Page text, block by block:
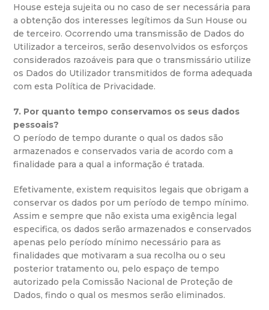
House esteja sujeita ou no caso de ser necessária para
a obtenção dos interesses legítimos da Sun House ou
de terceiro. Ocorrendo uma transmissão de Dados do
Utilizador a terceiros, serão desenvolvidos os esforços
considerados razoáveis para que o transmissário utilize
os Dados do Utilizador transmitidos de forma adequada
com esta Política de Privacidade.
7. Por quanto tempo conservamos os seus dados
pessoais?
O período de tempo durante o qual os dados são
armazenados e conservados varia de acordo com a
finalidade para a qual a informação é tratada.
Efetivamente, existem requisitos legais que obrigam a
conservar os dados por um período de tempo mínimo.
Assim e sempre que não exista uma exigência legal
especifica, os dados serão armazenados e conservados
apenas pelo período mínimo necessário para as
finalidades que motivaram a sua recolha ou o seu
posterior tratamento ou, pelo espaço de tempo
autorizado pela Comissão Nacional de Proteção de
Dados, findo o qual os mesmos serão eliminados.